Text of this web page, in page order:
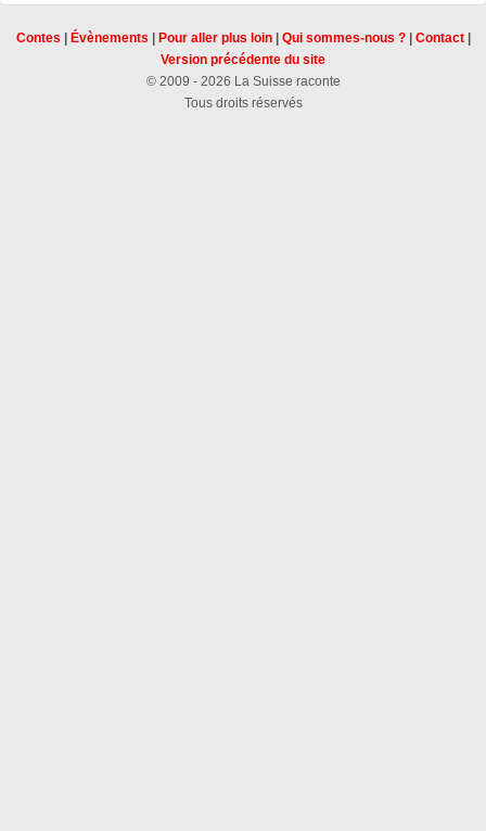
Contes Évènements Pour aller plus loin| Qui sommes-nous ?| Contact|
Version précédente du site
© 2009 - 2026 La Suisse raconte
Tous droits réservés